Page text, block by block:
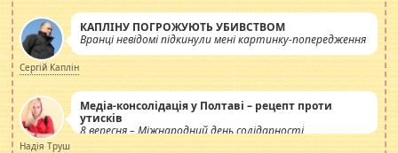
КАПЛІНУ ПОГРОЖУЮТЬ УБИВСТВОМ
Вранці невідомі підкинули мені картинку-попередження
Сергій Каплін
Медіа-консолідація у Полтаві – рецепт проти
утисків
8 вересня – Міжнародний день солідарності
журналістів.
Надія Труш